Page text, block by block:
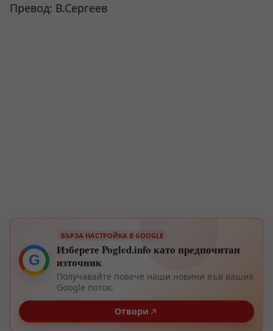
Превод: В.Сергеев
G
БЪРЗА НАСТРОЙКА В GOOGLE
Изберете Pogled.info като предпочитан
източник
Получавайте повече наши новини във вашия
Google поток.
Отвори